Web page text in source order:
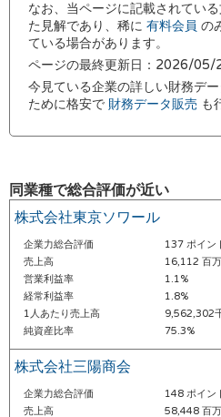
なお、当ページに記載されてい
た見解であり、稀に 有料会員 の
ている場合があります。
ページの最終更新日：2026/05/
今見ている企業の詳しい財務デ
ために格安で 財務データ販売 も
同業種で総合評価が近い
株式会社東京ソワール
企業力総合評価
137 ポイン
売上高
16,112 百
営業利益率
1.1%
経常利益率
1.8%
1人あたり売上高
9,562,302
純資産比率
75.3%
株式会社三陽商会
企業力総合評価
148 ポイン
売上高
58,448 百